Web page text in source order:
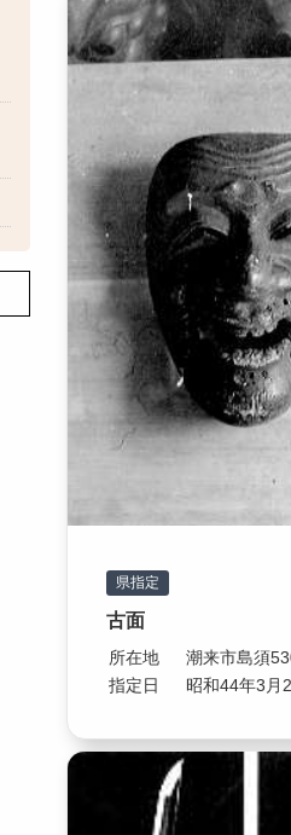
県指定
古面
所在地
潮来市島須
指定日
昭和44年3月